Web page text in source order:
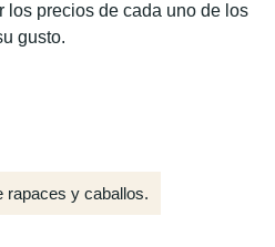
los precios de cada uno de los
gusto.
rapaces y caballos.